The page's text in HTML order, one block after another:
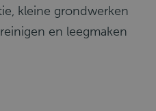
kleine grondwerken
en leegmaken